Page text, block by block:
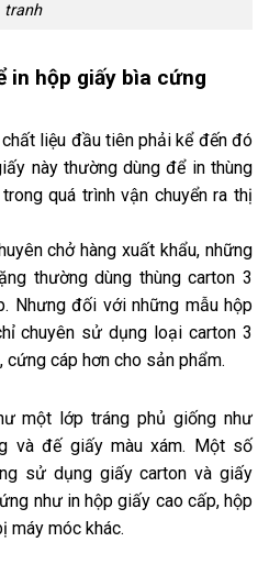
tranh
in hộp giấy bìa cứng
liệu đầu tiên phải kể đến đó
này thường dùng để in thùng
quá trình vận chuyển ra thị
chở hàng xuất khẩu, những
thường dùng thùng carton 3
Nhưng đối với những mẫu hộp
chuyên sử dụng loại carton 3
cáp hơn cho sản phẩm.
một lớp tráng phủ giống như
và đế giấy màu xám. Một số
sử dụng giấy carton và giấy
như in hộp giấy cao cấp, hộp
máy móc khác.